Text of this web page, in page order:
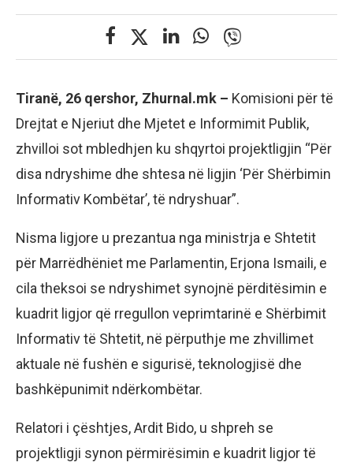
Tiranë, 26 qershor, Zhurnal.mk – Komisioni për të
Drejtat e Njeriut dhe Mjetet e Informimit Publik,
zhvilloi sot mbledhjen ku shqyrtoi projektligjin “Për
disa ndryshime dhe shtesa në ligjin ‘Për Shërbimin
Informativ Kombëtar’, të ndryshuar”.
Nisma ligjore u prezantua nga ministrja e Shtetit
për Marrëdhëniet me Parlamentin, Erjona Ismaili, e
cila theksoi se ndryshimet synojnë përditësimin e
kuadrit ligjor që rregullon veprimtarinë e Shërbimit
Informativ të Shtetit, në përputhje me zhvillimet
aktuale në fushën e sigurisë, teknologjisë dhe
bashkëpunimit ndërkombëtar.
Relatori i çështjes, Ardit Bido, u shpreh se
projektligji synon përmirësimin e kuadrit ligjor të